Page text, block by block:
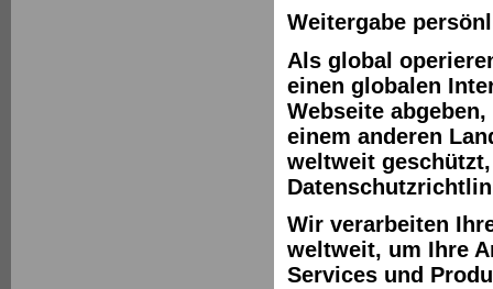
Weitergabe
Als global
einen globalen
Webseite
einem anderen
weltweit
Wir verarbeiten
weltweit, um Ihre
Services und